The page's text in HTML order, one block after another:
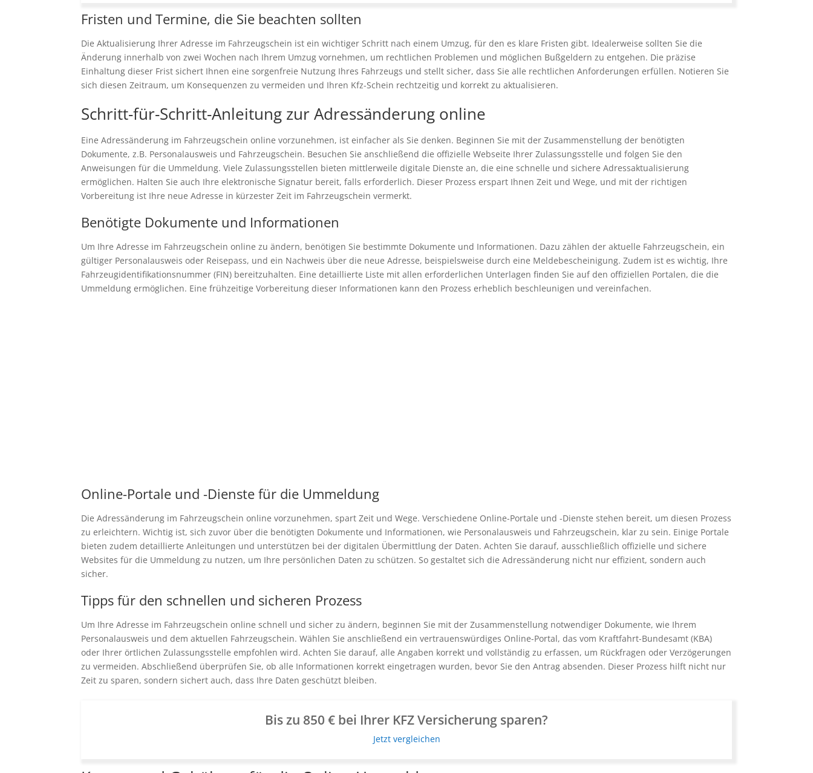
Fristen und Termine, die Sie beachten sollten
Die Aktualisierung Ihrer Adresse im Fahrzeugschein ist ein wichtiger Schritt nach einem Umzug, für den es klare Fristen gibt. Idealerweise sollten Sie die
Änderung innerhalb von zwei Wochen nach Ihrem Umzug vornehmen, um rechtlichen Problemen und möglichen Bußgeldern zu entgehen. Die präzise
Einhaltung dieser Frist sichert Ihnen eine sorgenfreie Nutzung Ihres Fahrzeugs und stellt sicher, dass Sie alle rechtlichen Anforderungen erfüllen. Notieren Sie
sich diesen Zeitraum, um Konsequenzen zu vermeiden und Ihren Kfz-Schein rechtzeitig und korrekt zu aktualisieren.
Schritt-für-Schritt-Anleitung zur Adressänderung online
Eine Adressänderung im Fahrzeugschein online vorzunehmen, ist einfacher als Sie denken. Beginnen Sie mit der Zusammenstellung der benötigten
Dokumente, z.B. Personalausweis und Fahrzeugschein. Besuchen Sie anschließend die offizielle Webseite Ihrer Zulassungsstelle und folgen Sie den
Anweisungen für die Ummeldung. Viele Zulassungsstellen bieten mittlerweile digitale Dienste an, die eine schnelle und sichere Adressaktualisierung
ermöglichen. Halten Sie auch Ihre elektronische Signatur bereit, falls erforderlich. Dieser Prozess erspart Ihnen Zeit und Wege, und mit der richtigen
Vorbereitung ist Ihre neue Adresse in kürzester Zeit im Fahrzeugschein vermerkt.
Benötigte Dokumente und Informationen
Um Ihre Adresse im Fahrzeugschein online zu ändern, benötigen Sie bestimmte Dokumente und Informationen. Dazu zählen der aktuelle Fahrzeugschein, ein
gültiger Personalausweis oder Reisepass, und ein Nachweis über die neue Adresse, beispielsweise durch eine Meldebescheinigung. Zudem ist es wichtig, Ihre
Fahrzeugidentifikationsnummer (FIN) bereitzuhalten. Eine detaillierte Liste mit allen erforderlichen Unterlagen finden Sie auf den offiziellen Portalen, die die
Ummeldung ermöglichen. Eine frühzeitige Vorbereitung dieser Informationen kann den Prozess erheblich beschleunigen und vereinfachen.
Online-Portale und -Dienste für die Ummeldung
Die Adressänderung im Fahrzeugschein online vorzunehmen, spart Zeit und Wege. Verschiedene Online-Portale und -Dienste stehen bereit, um diesen Prozess
zu erleichtern. Wichtig ist, sich zuvor über die benötigten Dokumente und Informationen, wie Personalausweis und Fahrzeugschein, klar zu sein. Einige Portale
bieten zudem detaillierte Anleitungen und unterstützen bei der digitalen Übermittlung der Daten. Achten Sie darauf, ausschließlich offizielle und sichere
Websites für die Ummeldung zu nutzen, um Ihre persönlichen Daten zu schützen. So gestaltet sich die Adressänderung nicht nur effizient, sondern auch
sicher.
Tipps für den schnellen und sicheren Prozess
Um Ihre Adresse im Fahrzeugschein online schnell und sicher zu ändern, beginnen Sie mit der Zusammenstellung notwendiger Dokumente, wie Ihrem
Personalausweis und dem aktuellen Fahrzeugschein. Wählen Sie anschließend ein vertrauenswürdiges Online-Portal, das vom Kraftfahrt-Bundesamt (KBA)
oder Ihrer örtlichen Zulassungsstelle empfohlen wird. Achten Sie darauf, alle Angaben korrekt und vollständig zu erfassen, um Rückfragen oder Verzögerungen
zu vermeiden. Abschließend überprüfen Sie, ob alle Informationen korrekt eingetragen wurden, bevor Sie den Antrag absenden. Dieser Prozess hilft nicht nur
Zeit zu sparen, sondern sichert auch, dass Ihre Daten geschützt bleiben.
Bis zu 850 € bei Ihrer KFZ Versicherung sparen?
Jetzt vergleichen